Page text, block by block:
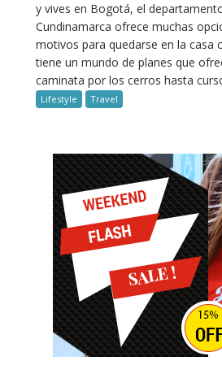
y vives en Bogotá, el
Cundinamarca ofrece muchas
motivos para quedarse en la casa
tiene un mundo de planes que
caminata por los cerros hasta
Lifestyle Travel